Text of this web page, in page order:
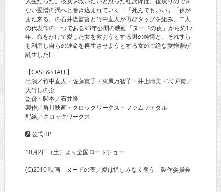
ない愛憎の渦へと巻き込まれていく一「死んでもいい」「夜が
また来る」の石井隆監督と竹中直人が再びタッグを組み、二人
の代表作の一つである93年公開の映画「ヌードの夜」から約17
年、命をかけて愛した女を救おうとする男の純情と、それすら
も利用し自らの運命を再生させようとする女の壮絶な愛憎劇が
誕生した!!
【CAST&STAFF】
出演／竹中直人・佐藤寛子・東風万智子・井上晴美・宍 戸錠／
大竹しのぶ
監督・脚本／石井隆
製作／角川映画・クロックワークス・ファムファタル
配給／クロックワークス
公式HP
10月2日（土）より全国ロードショー
(C)2010 映画「ヌードの夜／愛は惜しみなく奪う」製作委員会